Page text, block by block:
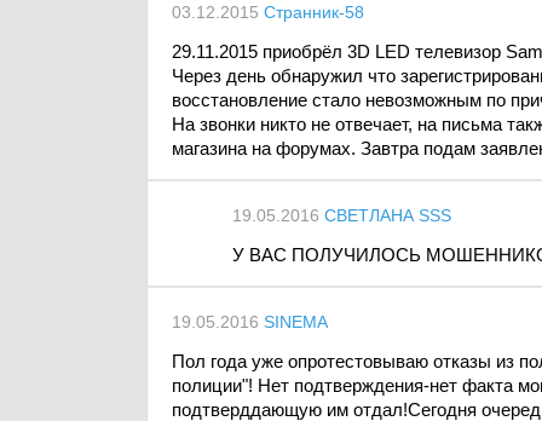
03.12.2015 Странник-58
29.11.2015 приобрёл 3D LED телевизор
Через день обнаружил что
восстановление стало невозможным по
На звонки никто не отвечает, на письма
магазина на форумах. Завтра подам
19.05.2016 СВЕТЛАНА SSS
У ВАС ПОЛУЧИЛОСЬ
19.05.2016 SINEMA
Пол года уже опротестовываю отказы из
полиции"! Нет подтверждения-нет факта
подтверддающую им отдал!Сегодня